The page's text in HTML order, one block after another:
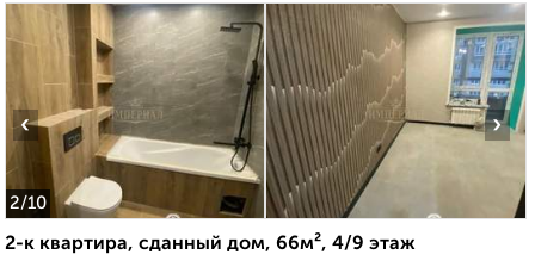
2/10
‹ ›
2-к квартира, сданный дом, 66м², 4/9 этаж